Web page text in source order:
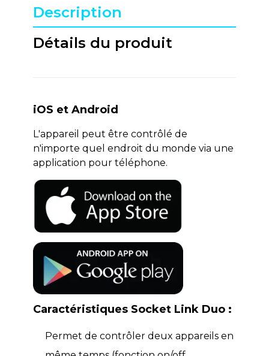
Description
Détails du produit
iOS et Android
L'appareil peut être contrôlé de
n'importe quel endroit du monde via une
application pour téléphone.
Caractéristiques Socket Link Duo :
Permet de contrôler deux appareils en